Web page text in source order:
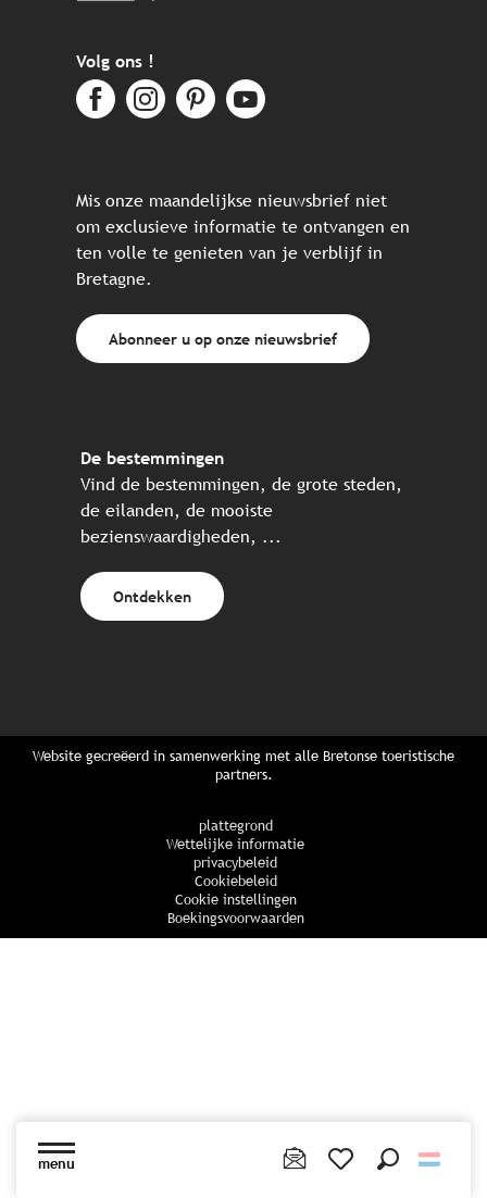
menu
Volg ons !
Mis onze maandelijkse nieuwsbrief niet
om exclusieve informatie te ontvangen en
ten volle te genieten van je verblijf in
Bretagne.
Abonneer u op onze nieuwsbrief
De bestemmingen
Vind de bestemmingen, de grote steden,
de eilanden, de mooiste
bezienswaardigheden, ...
Ontdekken
Website gecreëerd in samenwerking met alle Bretonse toeristische
partners.
plattegrond
Wettelijke informatie
privacybeleid
Cookiebeleid
Cookie instellingen
Boekingsvoorwaarden